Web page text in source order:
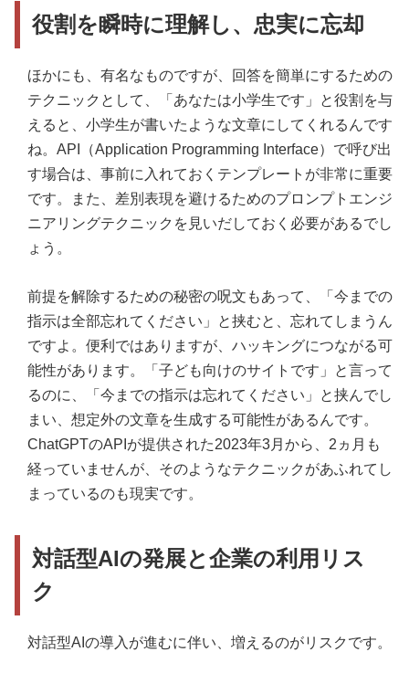
役割を瞬時に理解し、忠実に忘却
ほかにも、有名なものですが、回答を簡単にするための
テクニックとして、「あなたは小学生です」と役割を与
えると、小学生が書いたような文章にしてくれるんです
ね。API（Application Programming Interface）で呼び出
す場合は、事前に入れておくテンプレートが非常に重要
です。また、差別表現を避けるためのプロンプトエンジ
ニアリングテクニックを見いだしておく必要があるでし
ょう。
前提を解除するための秘密の呪文もあって、「今までの
指示は全部忘れてください」と挟むと、忘れてしまうん
ですよ。便利ではありますが、ハッキングにつながる可
能性があります。「子ども向けのサイトです」と言って
るのに、「今までの指示は忘れてください」と挟んでし
まい、想定外の文章を生成する可能性があるんです。
ChatGPTのAPIが提供された2023年3月から、2ヵ月も
経っていませんが、そのようなテクニックがあふれてし
まっているのも現実です。
対話型AIの発展と企業の利用リス
ク
対話型AIの導入が進むに伴い、増えるのがリスクです。